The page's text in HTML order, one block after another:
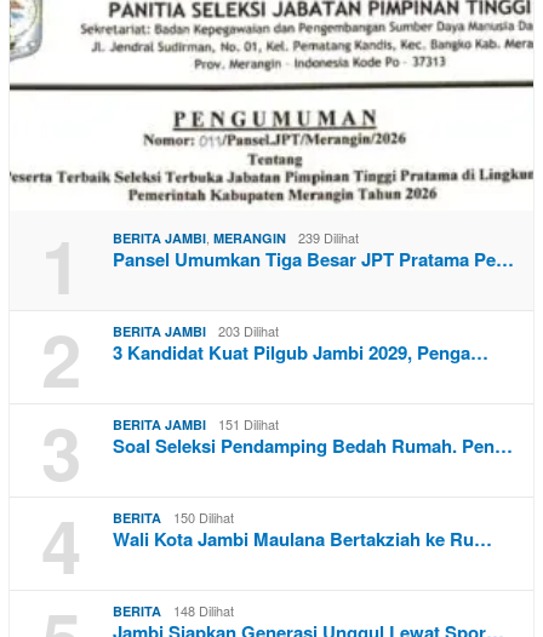
1 BERITA JAMBI MERANGIN 239 Dilihat
Pansel Umumkan Tiga Besar JPT Pratama Pe…
2 BERITA JAMBI 203 Dilihat
3 Kandidat Kuat Pilgub Jambi 2029, Penga…
3 BERITA JAMBI 151 Dilihat
Soal Seleksi Pendamping Bedah Rumah. Pen…
4 BERITA 150 Dilihat
Wali Kota Jambi Maulana Bertakziah ke Ru…
BERITA 148 Dilihat